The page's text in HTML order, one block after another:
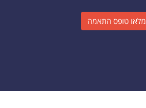
מלאו טופס התאמה